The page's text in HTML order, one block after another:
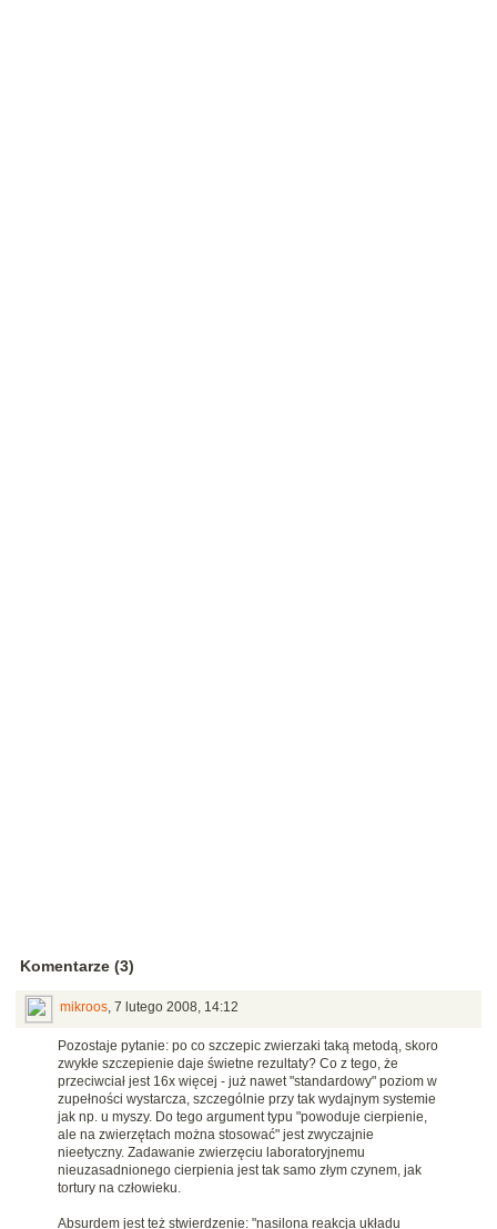
Komentarze (3)
mikroos, 7 lutego 2008, 14:12
Pozostaje pytanie: po co szczepic zwierzaki taką metodą, skoro
zwykłe szczepienie daje świetne rezultaty? Co z tego, że
przeciwciał jest 16x więcej - już nawet "standardowy" poziom w
zupełności wystarcza, szczególnie przy tak wydajnym systemie
jak np. u myszy. Do tego argument typu "powoduje cierpienie,
ale na zwierzętach można stosować" jest zwyczajnie
nieetyczny. Zadawanie zwierzęciu laboratoryjnemu
nieuzasadnionego cierpienia jest tak samo złym czynem, jak
tortury na człowieku.
Absurdem jest też stwierdzenie: "nasilona reakcja układu